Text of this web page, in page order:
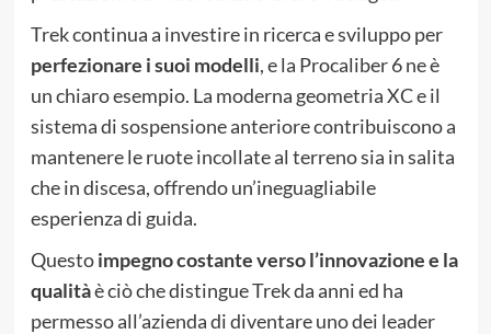
Trek continua a investire in ricerca e sviluppo per
perfezionare i suoi modelli, e la Procaliber 6 ne è
un chiaro esempio. La moderna geometria XC e il
sistema di sospensione anteriore contribuiscono a
mantenere le ruote incollate al terreno sia in salita
che in discesa, offrendo un’ineguagliabile
esperienza di guida.
Questoimpegno costante verso l’innovazione e la
qualitàè ciò che distingue Trek da anni ed ha
permesso all’azienda di diventare uno dei leader